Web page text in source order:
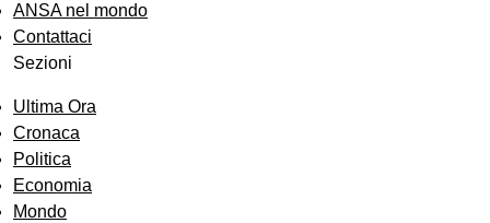
ANSA nel mondo
Contattaci
Sezioni
Ultima Ora
Cronaca
Politica
Economia
Mondo